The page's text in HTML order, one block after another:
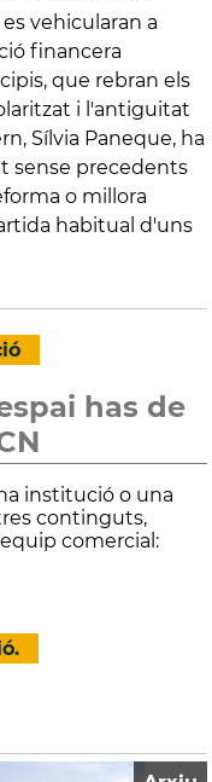
vehicularan a
financera
que rebran els
i l'antiguitat
Sílvia Paneque, ha
sense precedents
o millora
habitual d'uns
has de
institució o una
continguts,
comercial: